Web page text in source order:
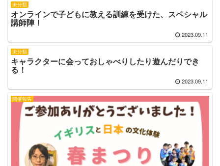
未分類
オンラインで子どもに教える訓練を受けた、スペシャル
講師陣！
2023.09.11
未分類
キャラクターに会っておしゃべりしたり遊んだりでき
る！
2023.09.11
開催報告